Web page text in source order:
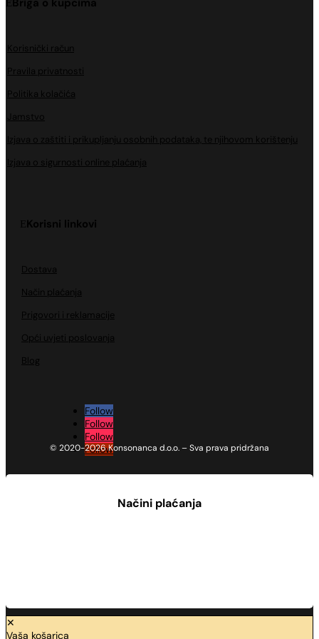
Briga o kupcima
Korisnički račun
Pravila privatnosti
Politika kolačića
Jamstvo
Izjava o zaštiti i prikupljanju osobnih podataka, te njihovom korištenju
Izjava o sigurnosti online plaćanja
Korisni linkovi
Dostava
Način plaćanja
Prigovori i reklamacije
Opći uvjeti poslovanja
Blog
Follow
Follow
Follow
Follow
© 2020-2026 Konsonanca d.o.o. – Sva prava pridržana
Načini plaćanja
✕
Vaša košarica